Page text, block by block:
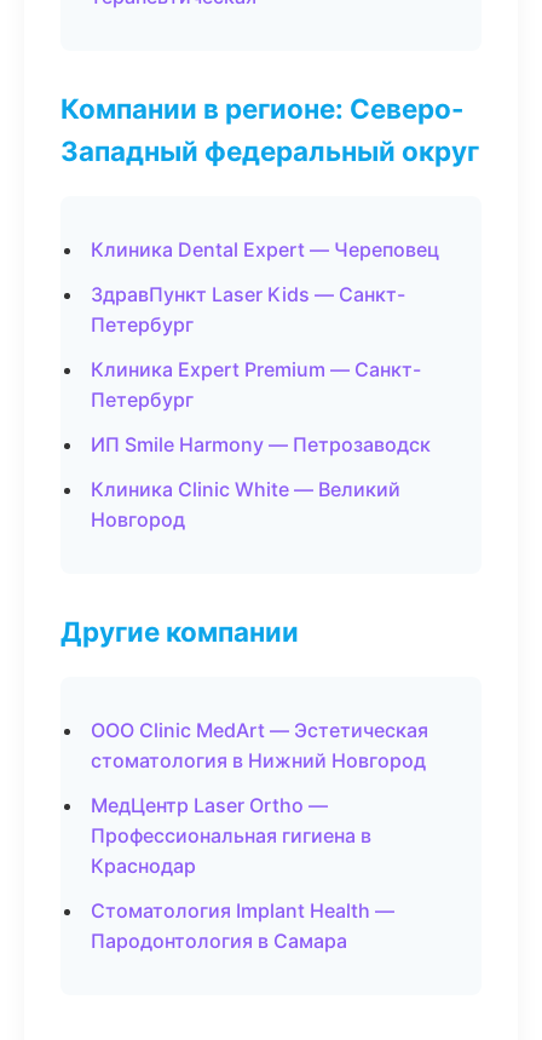
Компании в регионе: Северо-
Западный федеральный округ
Клиника Dental Expert — Череповец
ЗдравПункт Laser Kids — Санкт-
Петербург
Клиника Expert Premium — Санкт-
Петербург
ИП Smile Harmony — Петрозаводск
Клиника Clinic White — Великий
Новгород
Другие компании
ООО Clinic MedArt — Эстетическая
стоматология в Нижний Новгород
МедЦентр Laser Ortho —
Профессиональная гигиена в
Краснодар
Стоматология Implant Health —
Пародонтология в Самара